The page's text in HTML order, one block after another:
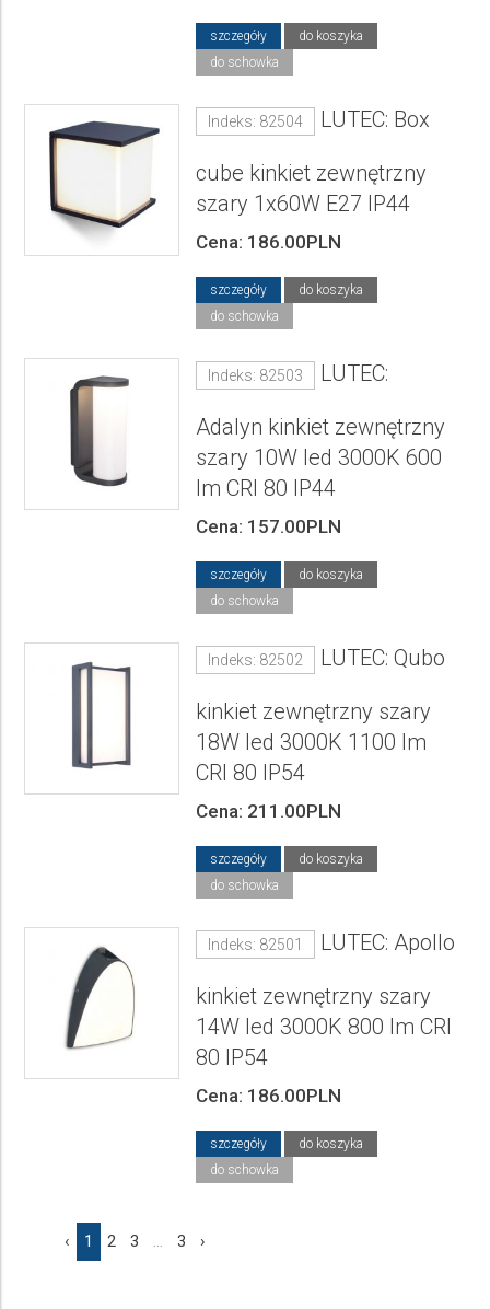
szczegóły
do koszyka
do schowka
Indeks: 82504 LUTEC: Box
cube kinkiet zewnętrzny
szary 1x60W E27 IP44
Cena: 186.00PLN
szczegóły
do koszyka
do schowka
Indeks: 82503 LUTEC:
Adalyn kinkiet zewnętrzny
szary 10W led 3000K 600
lm CRI 80 IP44
Cena: 157.00PLN
szczegóły
do koszyka
do schowka
Indeks: 82502 LUTEC: Qubo
kinkiet zewnętrzny szary
18W led 3000K 1100 lm
CRI 80 IP54
Cena: 211.00PLN
szczegóły
do koszyka
do schowka
Indeks: 82501 LUTEC: Apollo
kinkiet zewnętrzny szary
14W led 3000K 800 lm CRI
80 IP54
Cena: 186.00PLN
szczegóły
do koszyka
do schowka
‹ 1 2 3 ... 3 ›